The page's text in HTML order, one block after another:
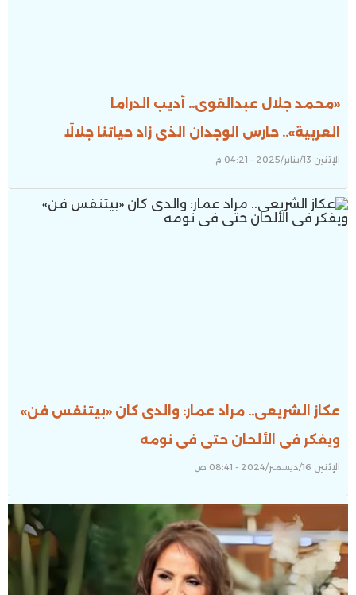
«محمد جلال عبدالقوى.. أديب الدراما
العربية».. حارس الوجدان الذى زاد حياتنا جلالًا
الإثنين 13/يناير/2025 - 04:21 م
عكاز الشريعى.. مراد عمار: والدى كان «بيتنفس فن»
ويفكر فى الألحان حتى فى نومه
الإثنين 16/ديسمبر/2024 - 08:41 ص